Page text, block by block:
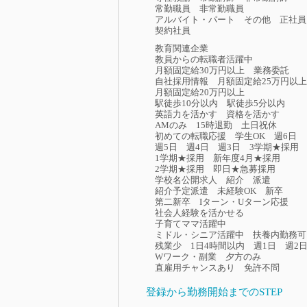
常勤職員
非常勤職員
アルバイト・パート
その他
正社員
契約社員
教育関連企業
教員からの転職者活躍中
月額固定給30万円以上
業務委託
自社採用情報
月額固定給25万円以上
月額固定給20万円以上
駅徒歩10分以内
駅徒歩5分以内
英語力を活かす
資格を活かす
AMのみ
15時退勤
土日祝休
初めての転職応援
学生OK
週6日
週5日
週4日 週3日
3学期★採用
1学期★採用
新年度4月★採用
2学期★採用
即日★急募採用
学校名公開求人
紹介
派遣
紹介予定派遣
未経験OK
新卒
第二新卒
Iターン・Uターン応援
社会人経験を活かせる
子育てママ活躍中
ミドル・シニア活躍中
扶養内勤務可
残業少
1日4時間以内 週1日
週2日
Wワーク・副業
夕方のみ
直雇用チャンスあり
免許不問
登録から勤務開始までのSTEP